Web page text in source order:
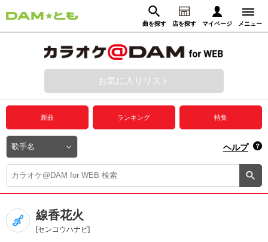
曲を探す 店を探す マイページ メニュー
動画からさがす 録音からさがす
ログイン
プレミアムサービス
DAM★とも動画
DAM★とも録音
カラオケ＠DAM
ユーザー検索
お気に入りリスト
新曲 ランキング 特集
ヘルプ
線香花火
[センコウハナビ]